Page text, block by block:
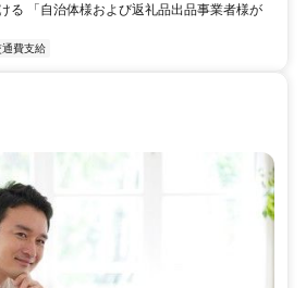
る 「自治体様および返礼品出品事業者様が
通費支給